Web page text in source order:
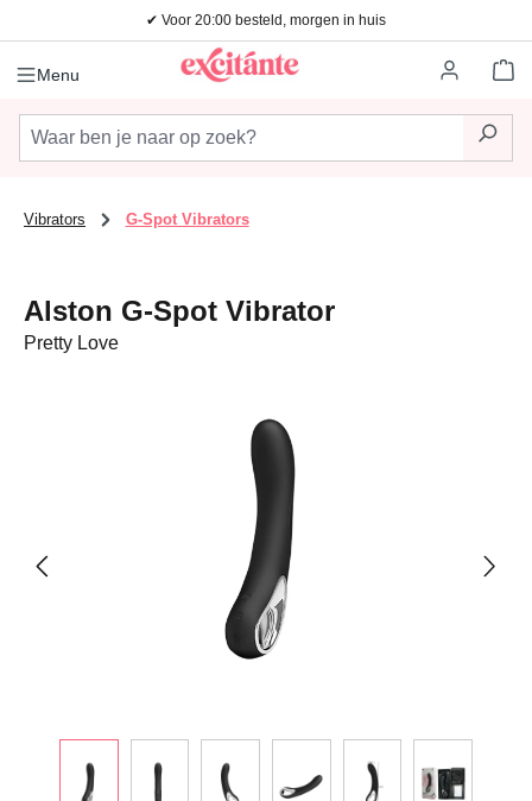
Ga naar de hoofdinhoud✔ Voor 20:00 besteld, morgen in huis
Menu
Vibrators G-Spot Vibrators
Alston G-Spot Vibrator
Pretty Love